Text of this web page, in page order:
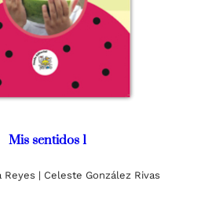
Mis sentidos 1
Reyes | Celeste González Rivas